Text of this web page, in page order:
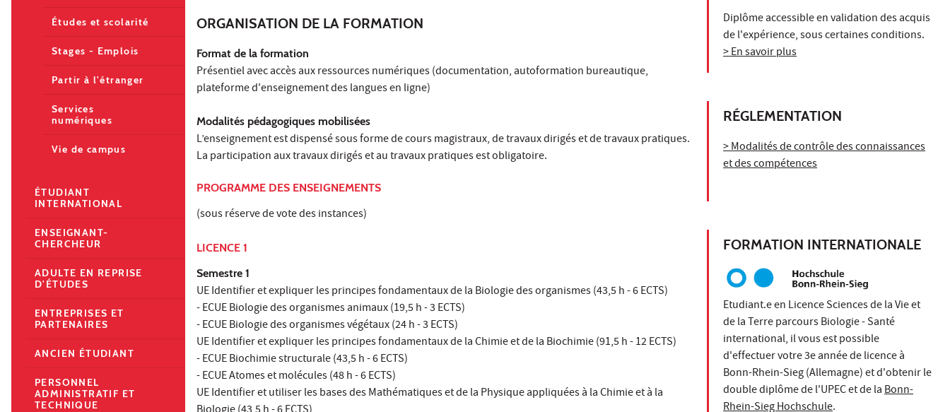
ORGANISATION DE LA FORMATION
Format de la formation
Présentiel avec accès aux ressources numériques (documentation, autoformation bureautique,
plateforme d'enseignement des langues en ligne)
Modalités pédagogiques mobilisées
L’enseignement est dispensé sous forme de cours magistraux, de travaux dirigés et de travaux pratiques.
La participation aux travaux dirigés et au travaux pratiques est obligatoire.
PROGRAMME DES ENSEIGNEMENTS
(sous réserve de vote des instances)
LICENCE 1
Semestre 1
UE Identifier et expliquer les principes fondamentaux de la Biologie des organismes (43,5 h - 6 ECTS)
- ECUE Biologie des organismes animaux (19,5 h - 3 ECTS)
- ECUE Biologie des organismes végétaux (24 h - 3 ECTS)
UE Identifier et expliquer les principes fondamentaux de la Chimie et de la Biochimie (91,5 h - 12 ECTS)
- ECUE Biochimie structurale (43,5 h - 6 ECTS)
- ECUE Atomes et molécules (48 h - 6 ECTS)
UE Identifier et utiliser les bases des Mathématiques et de la Physique appliquées à la Chimie et à la
Diplôme accessible en validation des acquis
de l'expérience, sous certaines conditions.
> En savoir plus
RÉGLEMENTATION
> Modalités de contrôle des connaissances
et des compétences
FORMATION INTERNATIONALE
Etudiant.e en Licence Sciences de la Vie et
de la Terre parcours Biologie - Santé
international, il vous est possible
d'effectuer votre 3e année de licence à
Bonn-Rhein-Sieg (Allemagne) et d'obtenir le
double diplôme de l'UPEC et de laBonn-
Rhein-Sieg Hochschule.
Études et scolarité
Stages - Emplois
Partir à l'étranger
Services
numériques
Vie de campus
ÉTUDIANT
INTERNATIONAL
ENSEIGNANT-
CHERCHEUR
ADULTE EN REPRISE
D'ÉTUDES
ENTREPRISES ET
PARTENAIRES
ANCIEN ÉTUDIANT
PERSONNEL
ADMINISTRATIF ET
TECHNIQUE